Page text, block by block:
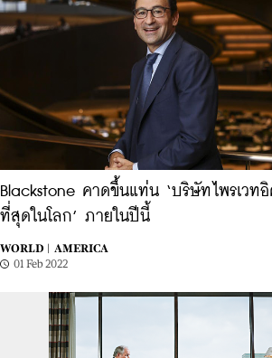
Blackstone คาดขึ้นแท่น ‘บริษัทไพรเวท
ที่สุดในโลก’ ภายในปีนี้
WORLD |
AMERICA
01 Feb 2022